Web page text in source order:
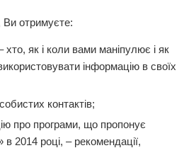
Ви отримуєте:
як і коли вами маніпулює і як
інформацію в своїх
контактів;
про програми, що пропонує
2014 році, – рекомендації,